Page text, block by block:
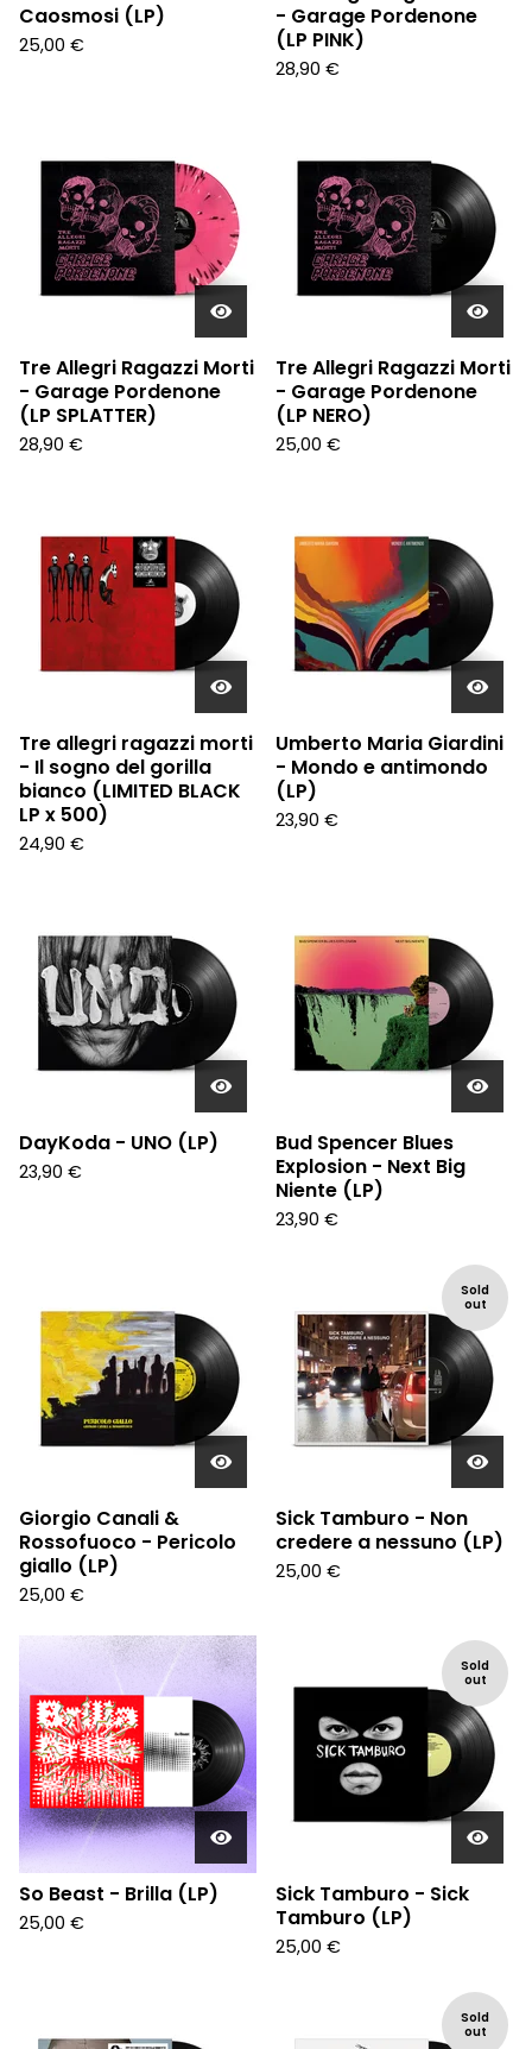
Caosmosi (LP)
25,00 €
- Garage Pordenone
(LP PINK)
28,90 €
Tre Allegri Ragazzi Morti
- Garage Pordenone
(LP SPLATTER)
28,90 €
Tre Allegri Ragazzi Morti
- Garage Pordenone
(LP NERO)
25,00 €
Tre allegri ragazzi morti
- Il sogno del gorilla
bianco (LIMITED BLACK
LP x 500)
24,90 €
Umberto Maria Giardini
- Mondo e antimondo
(LP)
23,90 €
DayKoda - UNO (LP)
23,90 €
Bud Spencer Blues
Explosion - Next Big
Niente (LP)
23,90 €
Giorgio Canali &
Rossofuoco - Pericolo
giallo (LP)
25,00 €
Sold
out
Sick Tamburo - Non
credere a nessuno (LP)
25,00 €
So Beast - Brilla (LP)
25,00 €
Sold
out
Sick Tamburo - Sick
Tamburo (LP)
25,00 €
Sold
out